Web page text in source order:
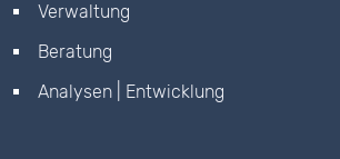
Verwaltung
Beratung
Analysen | Entwicklung